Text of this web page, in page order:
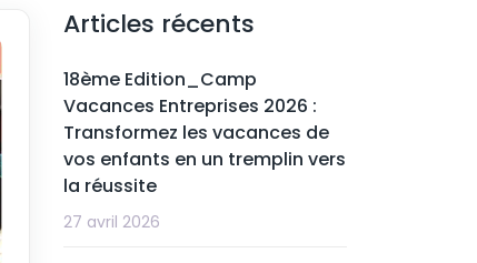
Articles récents
18ème Edition_Camp
Vacances Entreprises 2026 :
Transformez les vacances de
vos enfants en un tremplin vers
la réussite
27 avril 2026